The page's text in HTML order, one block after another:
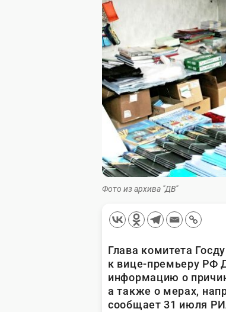
Фото из архива "ДВ"
Глава комитета
к вице-премьеру РФ
информацию о
а также о мерах,
сообщает 31 июля